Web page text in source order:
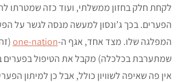
לקחת חלק בחזון ממשלתי, ועוד כזה שמטרתו
הפערים. בכך ג’ונסון למעשה מנסה לגשר על
המפלגה שלו. מצד אחד, אגף ה-one-nation
שמתערבת בכלכלה) מקבל את הטיפול בפערים
אין פה שאיפה לשוויון כולל, אבל כן למיתון